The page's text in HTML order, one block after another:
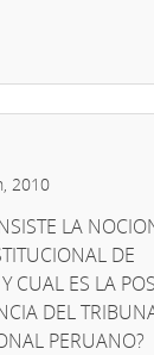
2010
LA
DE
CUAL ES LA
DEL
PERUANO?